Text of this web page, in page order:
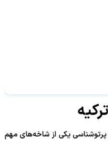
پرتوشناسی یکی از شاخه‌های مهم